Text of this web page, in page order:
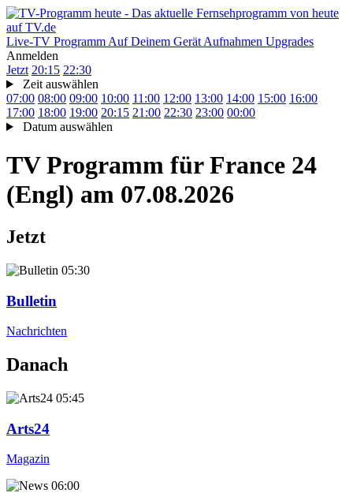
Live-TV Programm Auf Deinem Gerät Aufnahmen Upgrades
Anmelden
Jetzt 20:15 22:30
Zeit auswählen
07:00 08:00 09:00 10:00 11:00 12:00 13:00 14:00 15:00 16:00
17:00 18:00 19:00 20:15 21:00 22:30 23:00 00:00
Datum auswählen
TV Programm für France 24
(Engl) am 07.08.2026
Jetzt
05:30
Bulletin
Nachrichten
Danach
05:45
Arts24
Magazin
06:00